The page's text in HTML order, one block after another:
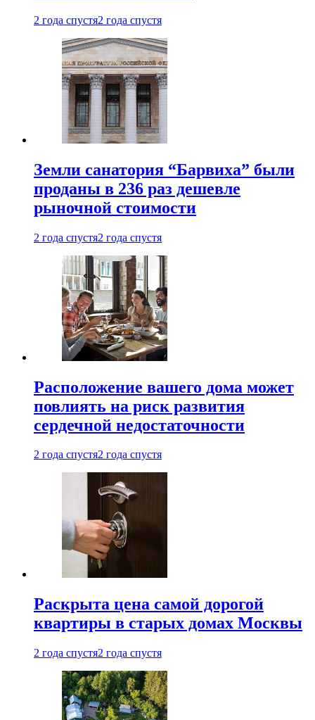
2 года спустя2 года спустя
Земли санатория “Барвиха” были
проданы в 236 раз дешевле
рыночной стоимости
2 года спустя2 года спустя
Расположение вашего дома может
повлиять на риск развития
сердечной недостаточности
2 года спустя2 года спустя
Раскрыта цена самой дорогой
квартиры в старых домах Москвы
2 года спустя2 года спустя